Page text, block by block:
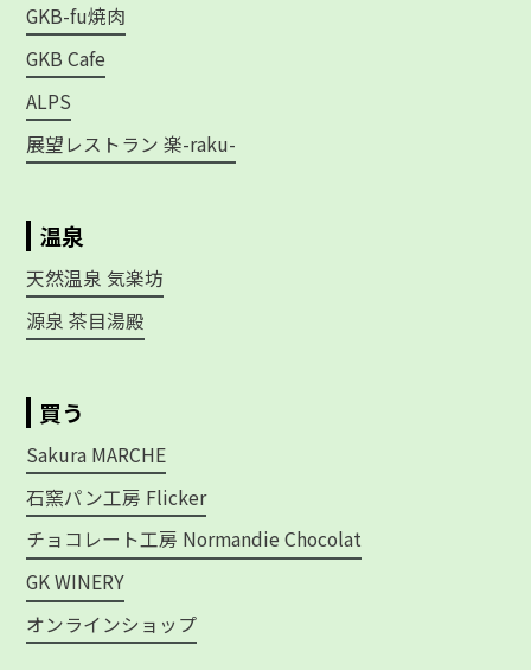
GKB-fu焼肉
GKB Cafe
ALPS
展望レストラン 楽-raku-
温泉
天然温泉 気楽坊
源泉 茶目湯殿
買う
Sakura MARCHE
石窯パン工房 Flicker
チョコレート工房 Normandie Chocolat
GK WINERY
オンラインショップ